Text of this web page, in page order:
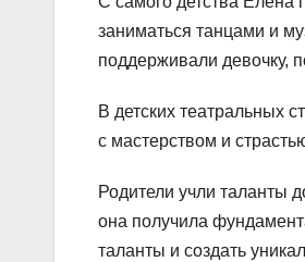
заниматься танцами и
поддерживали девочку,
В детских театральных
с мастерством и
Родители учли таланты
она получила
таланты и создать